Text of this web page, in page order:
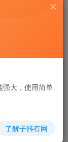
强大，使用简单
了解子抖有网